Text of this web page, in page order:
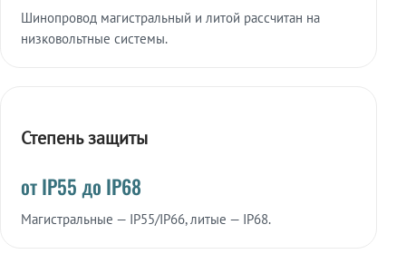
Шинопровод магистральный и литой рассчитан на
низковольтные системы.
Степень защиты
от IP55 до IP68
Магистральные — IP55/IP66, литые — IP68.